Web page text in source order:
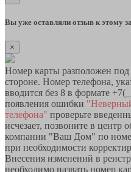
Вы уже оставляли отзыв к этому
×
Номер карты разположен
стороне. Номер телефона,
вводится без 8 в формате
появления ошибки
телефона" проверьте
исчезает, позвоните в центр
компании "Ваш Дом" по
при необходимости
Внесения изменений в
необходимо назвать номер